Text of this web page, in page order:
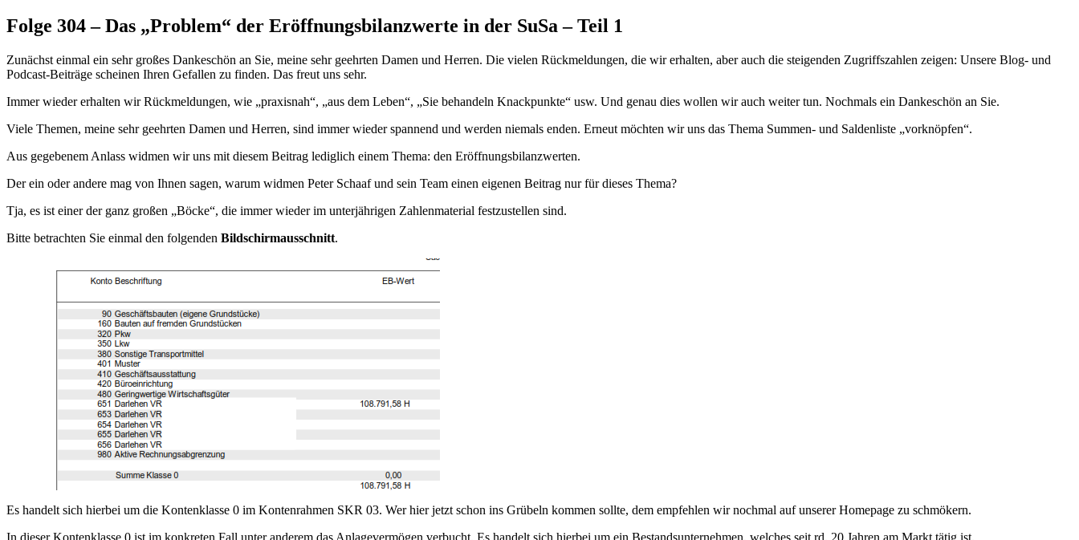
Folge 304 – Das „Problem“ der Eröffnungsbilanzwerte in der SuSa – Teil 1
Zunächst einmal ein sehr großes Dankeschön an Sie, meine sehr geehrten Damen und Herren. Die vielen Rückmeldungen, die wir erhalten, aber auch die steigenden Zugriffszahlen zeigen: Unsere Blog- und
Podcast-Beiträge scheinen Ihren Gefallen zu finden. Das freut uns sehr.
Immer wieder erhalten wir Rückmeldungen, wie „praxisnah“, „aus dem Leben“, „Sie behandeln Knackpunkte“ usw. Und genau dies wollen wir auch weiter tun. Nochmals ein Dankeschön an Sie.
Viele Themen, meine sehr geehrten Damen und Herren, sind immer wieder spannend und werden niemals enden. Erneut möchten wir uns das Thema Summen- und Saldenliste „vorknöpfen“.
Aus gegebenem Anlass widmen wir uns mit diesem Beitrag lediglich einem Thema: den Eröffnungsbilanzwerten.
Der ein oder andere mag von Ihnen sagen, warum widmen Peter Schaaf und sein Team einen eigenen Beitrag nur für dieses Thema?
Tja, es ist einer der ganz großen „Böcke“, die immer wieder im unterjährigen Zahlenmaterial festzustellen sind.
Bitte betrachten Sie einmal den folgenden Bildschirmausschnitt.
Es handelt sich hierbei um die Kontenklasse 0 im Kontenrahmen SKR 03. Wer hier jetzt schon ins Grübeln kommen sollte, dem empfehlen wir nochmal auf unserer Homepage zu schmökern.
In dieser Kontenklasse 0 ist im konkreten Fall unter anderem das Anlagevermögen verbucht. Es handelt sich hierbei um ein Bestandsunternehmen, welches seit rd. 20 Jahren am Markt tätig ist.